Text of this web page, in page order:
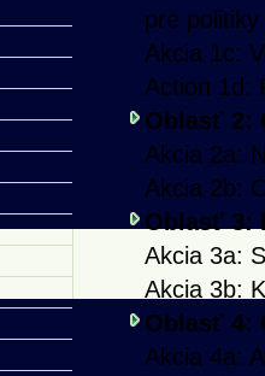
pre
Akcia 1c:
Action 1d:
Oblasť 2:
Akcia 2a:
Akcia 2b:
Oblasť 3:
Akcia 3a:
Akcia 3b:
Oblasť 4:
Akcia 4a: